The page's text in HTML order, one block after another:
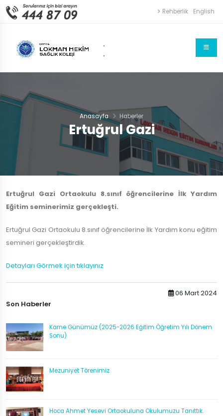
Rehberlik English
.
.
Ertuğrul Gazi
Anasayfa Haberler
Son Haberler
Karne Günümüz (2025-2026 Eğitim Öğretim Yılı Dönem
Sonu)
Mezuniyet Törenimiz
Hoca Ahmet Yesevi Ortaokuluna Okulumuzu Tanıttık.
Ertuğrul Gazi Ortaokulu 8.sınıf öğrencilerine İlk Yardım
Eğitim seminerimiz gerçekleşti.
Ertuğrul Gazi Ortaokulu 8.sınıf öğrencilerine İlk Yardım konu eğitim
semineri gerçekleştirdik.
Detayları Görmek için tıklayınız
06 Mart 2024